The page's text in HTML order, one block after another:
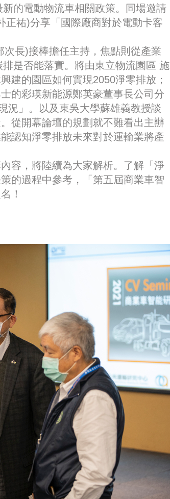
的電動物流車相關政策。同場邀請
正祐)分享「國際廠商對於電動卡客
長)接棒擔任主持，焦點則從產業
是否能落實。將由東立物流園區 施
建的園區如何實現2050淨零排放；
的彩瑛新能源鄭英豪董事長公司分
況」。以及東吳大學蘇雄義教授談
從開幕論壇的規劃就不難看出主辦
認知淨零排放未來對於運輸業將產
容，將陸續為大家解析。了解「淨
的過程中參考，「第五屆商業車智
！